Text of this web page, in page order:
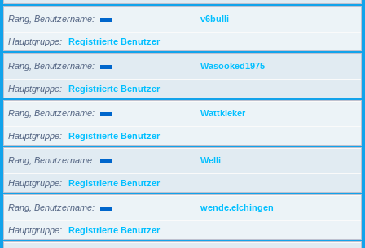
Rang, Benutzername v6bulli
Hauptgruppe Registrierte Benutzer
Rang, Benutzername Wasooked1975
Hauptgruppe Registrierte Benutzer
Rang, Benutzername Wattkieker
Hauptgruppe Registrierte Benutzer
Rang, Benutzername Welli
Hauptgruppe Registrierte Benutzer
Rang, Benutzername wende.elchingen
Hauptgruppe Registrierte Benutzer